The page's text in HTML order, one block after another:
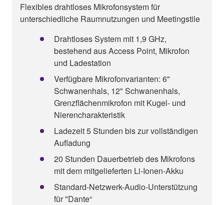
Flexibles drahtloses Mikrofonsystem für
unterschiedliche Raumnutzungen und Meetingstile
Drahtloses System mit 1,9 GHz,
bestehend aus Access Point, Mikrofon
und Ladestation
Verfügbare Mikrofonvarianten: 6"
Schwanenhals, 12" Schwanenhals,
Grenzflächenmikrofon mit Kugel- und
Nierencharakteristik
Ladezeit 5 Stunden bis zur vollständigen
Aufladung
20 Stunden Dauerbetrieb des Mikrofons
mit dem mitgelieferten Li-Ionen-Akku
Standard-Netzwerk-Audio-Unterstützung
für "Dante“